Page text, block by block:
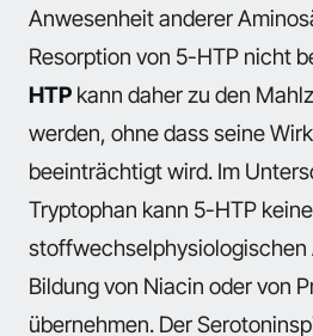
Anwesenheit anderer
Resorption von 5-HTP nicht
HTP kann daher zu den
werden, ohne dass seine
beeinträchtigt wird. Im
Tryptophan kann 5-HTP
stoffwechselphysiologischen
Bildung von Niacin oder von
übernehmen. Der